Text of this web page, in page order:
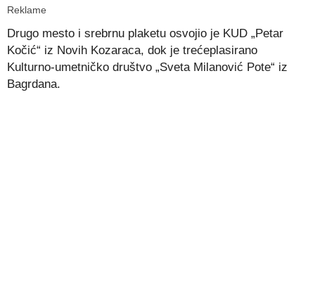
Reklame
Drugo mesto i srebrnu plaketu osvojio je KUD „Petar
Kočić“ iz Novih Kozaraca, dok je trećeplasirano
Kulturno-umetničko društvo „Sveta Milanović Pote“ iz
Bagrdana.